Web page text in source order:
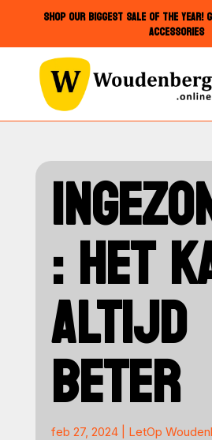
SHOP OUR BIGGEST SALE OF THE
ACCESSORIES
: HET
ALTIJD
BETER
feb 27, 2024| LetOp